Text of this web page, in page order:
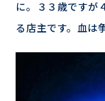
に。３３歳ですが
る店主です。血は